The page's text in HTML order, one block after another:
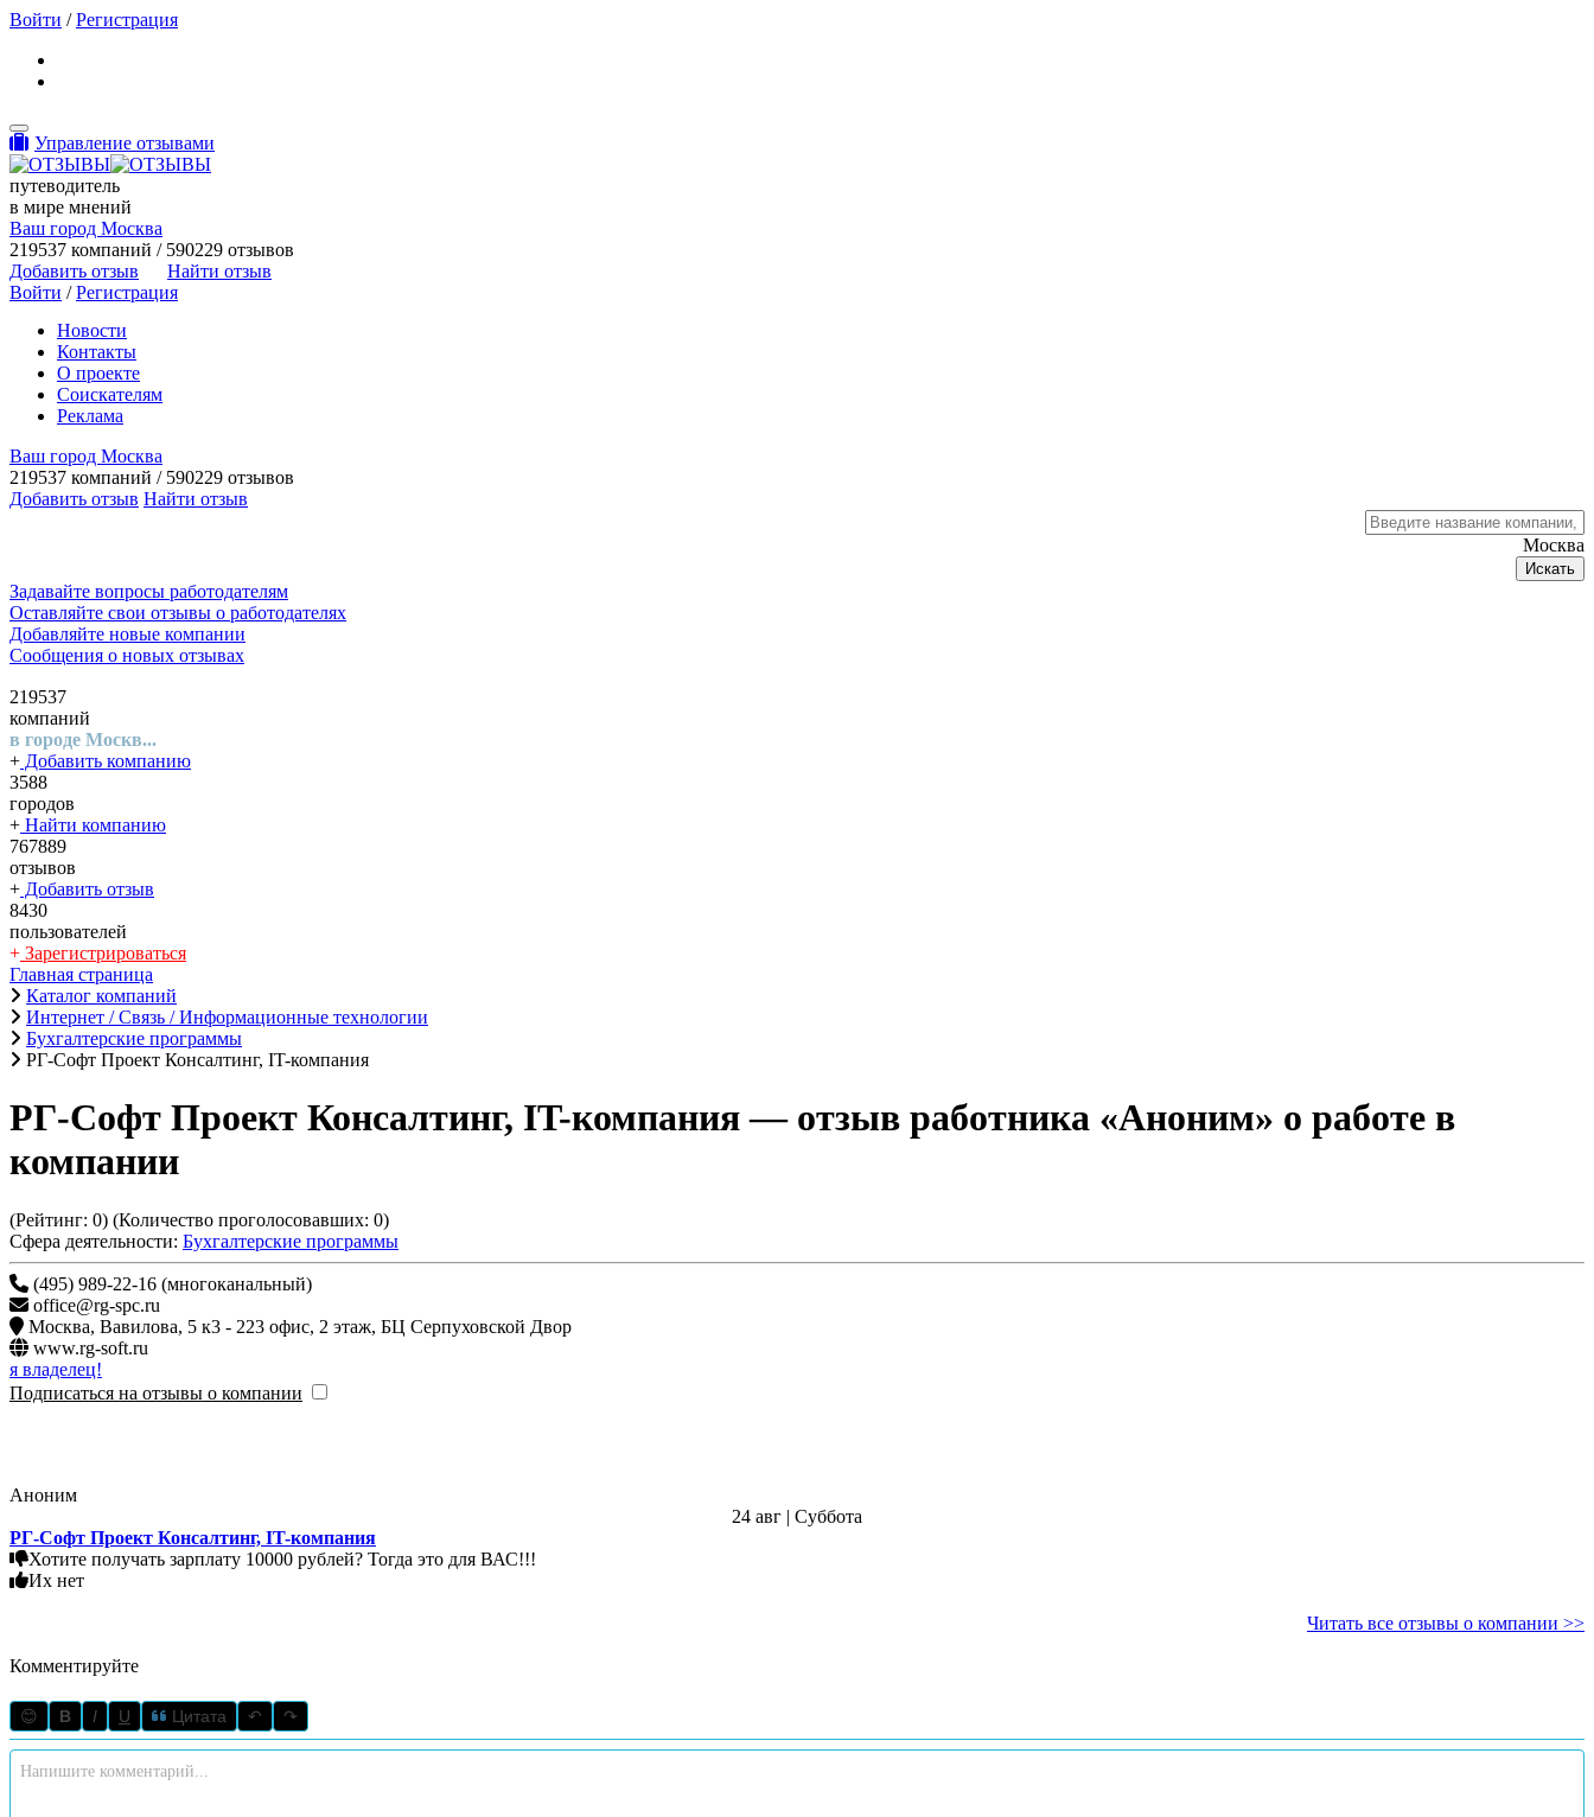
Войти /Регистрация
Toggle navigation
Управление отзывами
путеводитель
в мире мнений
Ваш город Москва
219537 компаний / 590229 отзывов
Добавить отзыв
Найти отзыв
Войти /Регистрация
Новости
Контакты
О проекте
Соискателям
Реклама
Ваш город Москва
219537 компаний / 590229 отзывов
Добавить отзыв Найти отзыв
Москва
Искать
Задавайте вопросы работодателям
Оставляйте свои отзывы о работодателях
Добавляйте новые компании
Сообщения о новых отзывах
219537
компаний
в городе Москв...
+ Добавить компанию
3588
городов
+ Найти компанию
767889
отзывов
+ Добавить отзыв
8430
пользователей
+ Зарегистрироваться
Главная страница
Каталог компаний
Интернет / Связь / Информационные технологии
Бухгалтерские программы
РГ-Софт Проект Консалтинг, IT-компания
РГ-Софт Проект Консалтинг, IT-компания— отзыв работника «Аноним» о работе в
компании
(Рейтинг: 0) (Количество проголосовавших: 0)
Сфера деятельности: Бухгалтерские программы
(495) 989-22-16 (многоканальный)
office@rg-spc.ru
Москва,
Вавилова, 5 к3 - 223 офис, 2 этаж, БЦ Серпуховской Двор
www.rg-soft.ru
я владелец!
Подписаться на отзывы о компании
Аноним
24 авг | Суббота
РГ-Софт Проект Консалтинг, IT-компания
Хотите получать зарплату 10000 рублей? Тогда это для ВАС!!!
Их нет
Читать все отзывы о компании >>
Комментируйте
😊 B I U Цитата ↶ ↷